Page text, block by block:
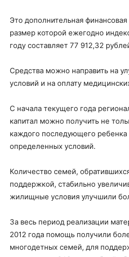
Это дополнительная
размер которой ежегодно
году составляет 77 912,32
Средства можно направить на
условий и на оплату
С начала текущего года
капитал можно получить не
каждого последующего
определенных условий.
Количество семей,
поддержкой, стабильно
жилищные условия улучшили
За весь период реализации
2012 года помощь получили
многодетных семей, для